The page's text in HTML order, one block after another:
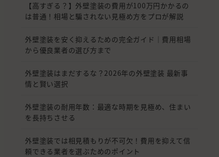
【高すぎる？】外壁塗装の費用が100万円かかるの
は普通！相場と騙されない見極め方をプロが解説
外壁塗装を安く抑えるための完全ガイド｜費用相場
から優良業者の選び方まで
外壁塗装はまだするな？2026年の外壁塗装 最新事
情と賢い選択
外壁塗装の耐用年数：最適な時期を見極め、住まい
を長持ちさせる
外壁塗装では相見積もりが不可欠！費用を抑えて信
頼できる業者を選ぶためのポイント